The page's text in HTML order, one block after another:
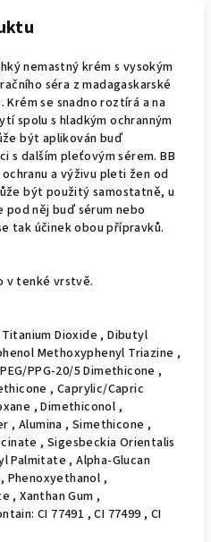
nemastný krém s vysokým
séra z madagaskarské
se snadno roztírá a na
spolu s hladkým ochranným
být aplikován buď
s dalším pleťovým sérem. BB
ochranu a výživu pleti žen od
být použitý samostatně, u
pod něj buď sérum nebo
tak účinek obou přípravků.
v tenké vrstvě.
Dioxide , Dibutyl
Methoxyphenyl Triazine ,
PPG-20/5 Dimethicone ,
, Caprylic/Capric
, Dimethiconol ,
, Alumina , Simethicone ,
, Sigesbeckia Orientalis
Palmitate , Alpha-Glucan
Phenoxyethanol ,
, Xanthan Gum ,
CI 77491 , CI 77499 , CI